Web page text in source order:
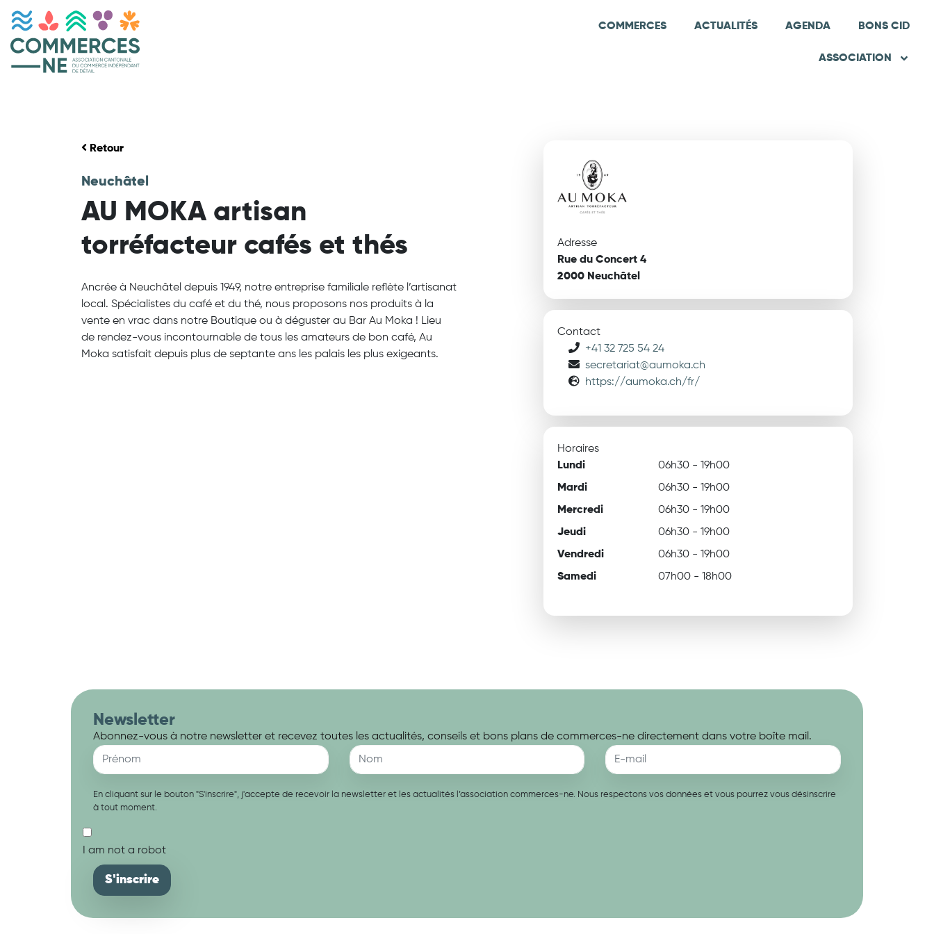
COMMERCES ACTUALITÉS AGENDA BONS CID
ASSOCIATION
Retour
Neuchâtel
AU MOKA artisan
torréfacteur cafés et thés
Ancrée à Neuchâtel depuis 1949, notre entreprise familiale reflète l’artisanat
local. Spécialistes du café et du thé, nous proposons nos produits à la
vente en vrac dans notre Boutique ou à déguster au Bar Au Moka ! Lieu
de rendez-vous incontournable de tous les amateurs de bon café, Au
Moka satisfait depuis plus de septante ans les palais les plus exigeants.
Adresse
Rue du Concert 4
2000 Neuchâtel
Contact
+41 32 725 54 24
secretariat@aumoka.ch
https://aumoka.ch/fr/
Horaires
Lundi
06h30 - 19h00
Mardi
06h30 - 19h00
Mercredi
06h30 - 19h00
Jeudi
06h30 - 19h00
Vendredi
06h30 - 19h00
Samedi
07h00 - 18h00
Newsletter
Abonnez-vous à notre newsletter et recevez toutes les actualités, conseils et bons plans de commerces-ne directement dans votre boîte mail.
En cliquant sur le bouton "S'inscrire", j'accepte de recevoir la newsletter et les actualités l’association commerces-ne. Nous respectons vos données et vous pourrez vous désinscrire
à tout moment.
I am not a robot